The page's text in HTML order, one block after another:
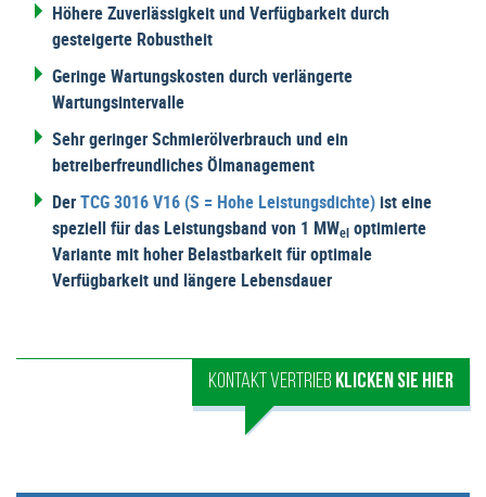
Höhere Zuverlässigkeit und Verfügbarkeit durch
gesteigerte Robustheit
Geringe Wartungskosten durch verlängerte
Wartungsintervalle
Sehr geringer Schmierölverbrauch und ein
betreiberfreundliches Ölmanagement
DerTCG 3016 V16 (S = Hohe Leistungsdichte) ist eine
speziell für das Leistungsband von 1 MWel optimierte
Variante mit hoher Belastbarkeit für optimale
Verfügbarkeit und längere Lebensdauer
KONTAKT VERTRIEB KLICKEN SIE HIER